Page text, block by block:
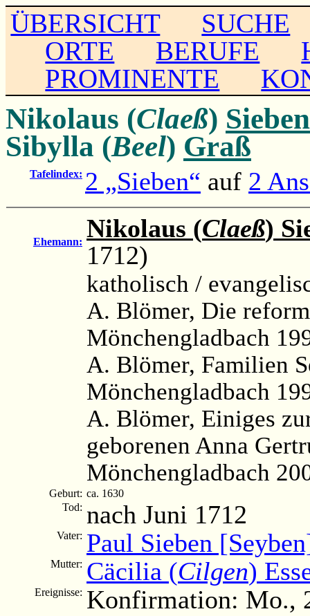
ÜBERSICHT
SUCHE
ORTE
BERUFE
PROMINENTE
Nikolaus (Claeß) Sieben
Sibylla (Beel) Graß
Tafelindex: 2 „Sieben“ auf 2
Ehemann: Nikolaus (Claeß)
1712)
katholisch /
A. Blömer, Die
Mönchengladbach
A. Blömer, Familien
Mönchengladbach
A. Blömer, Einiges
geborenen Anna
Mönchengladbach
Geburt: ca. 1630
Tod: nach Juni 1712
Vater: Paul Sieben
Mutter: Cäcilia (Cilgen)
Ereignisse: Konfirmation: Mo.,